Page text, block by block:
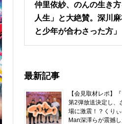
仲里依紗、のんの生き
人生」と大絶賛。深川
と少年が合わさった方
最新記事
【会見取材レポ】
第2弾放送決定し、
場に激震！？くり
Man深澤らが震撼